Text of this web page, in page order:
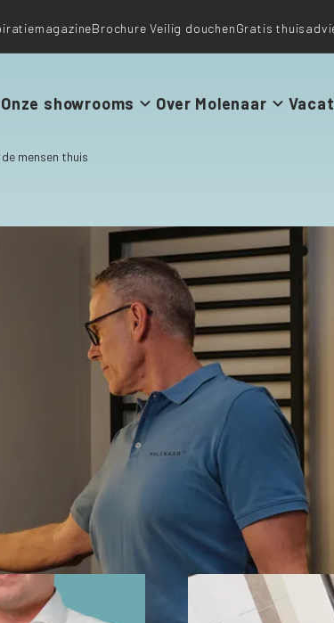
Brochure Veilig douchenGratis
Onze showrooms Over Molenaar
de mensen thuis